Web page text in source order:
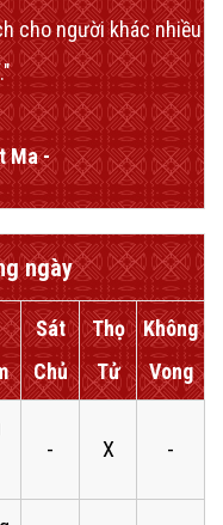
cho người khác nhiều
Ma -
ngày
Sát
Chủ
Thọ
Tử
Không
Vong
- X -